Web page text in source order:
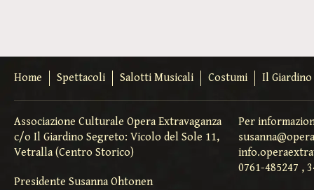
Home Spettacoli Salotti Musicali Costumi Il
Associazione Culturale Opera Extravaganza
c/o Il Giardino Segreto: Vicolo del Sole 11,
Vetralla (Centro Storico)
Presidente Susanna Ohtonen
Per
0761-485247 ,